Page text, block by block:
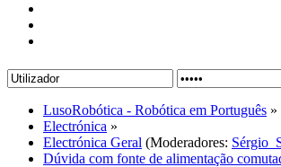
LusoRobótica - Robótica em Português »
Electrónica »
Electrónica Geral (Moderadores:
Dúvida com fonte de alimentação